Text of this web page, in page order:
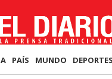
PAÍS MUNDO DEPORTES